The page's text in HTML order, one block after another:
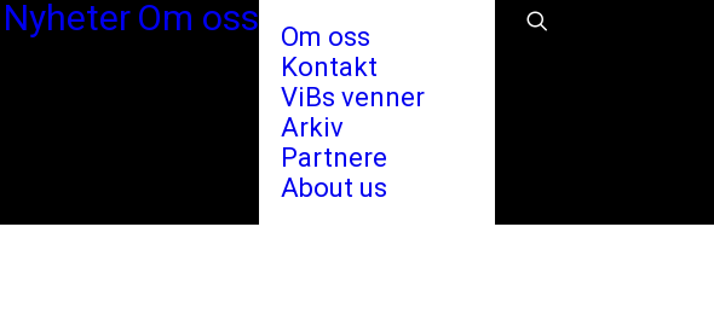
Nyheter Om oss
Om oss
Kontakt
ViBs venner
Arkiv
Partnere
About us